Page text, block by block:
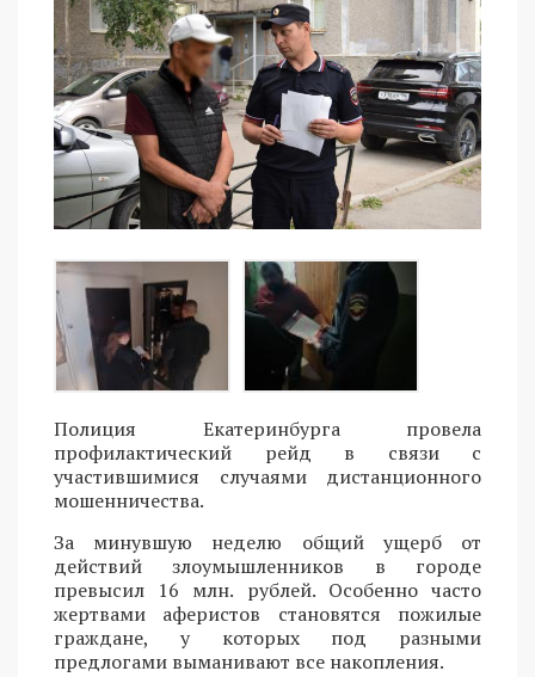
Полиция Екатеринбурга провела
профилактический рейд в связи с
участившимися случаями дистанционного
мошенничества.
За минувшую неделю общий ущерб от
действий злоумышленников в городе
превысил 16 млн. рублей. Особенно часто
жертвами аферистов становятся пожилые
граждане, у которых под разными
предлогами выманивают все накопления.